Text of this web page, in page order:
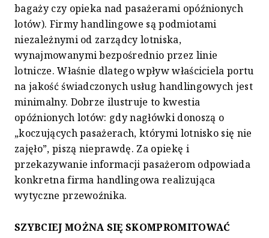
bagaży czy opieka nad pasażerami opóźnionych
lotów). Firmy handlingowe są podmiotami
niezależnymi od zarządcy lotniska,
wynajmowanymi bezpośrednio przez linie
lotnicze. Właśnie dlatego wpływ właściciela portu
na jakość świadczonych usług handlingowych jest
minimalny. Dobrze ilustruje to kwestia
opóźnionych lotów: gdy nagłówki donoszą o
„koczujących pasażerach, którymi lotnisko się nie
zajęło”, piszą nieprawdę. Za opiekę i
przekazywanie informacji pasażerom odpowiada
konkretna firma handlingowa realizująca
wytyczne przewoźnika.
SZYBCIEJ MOŻNA SIĘ SKOMPROMITOWAĆ